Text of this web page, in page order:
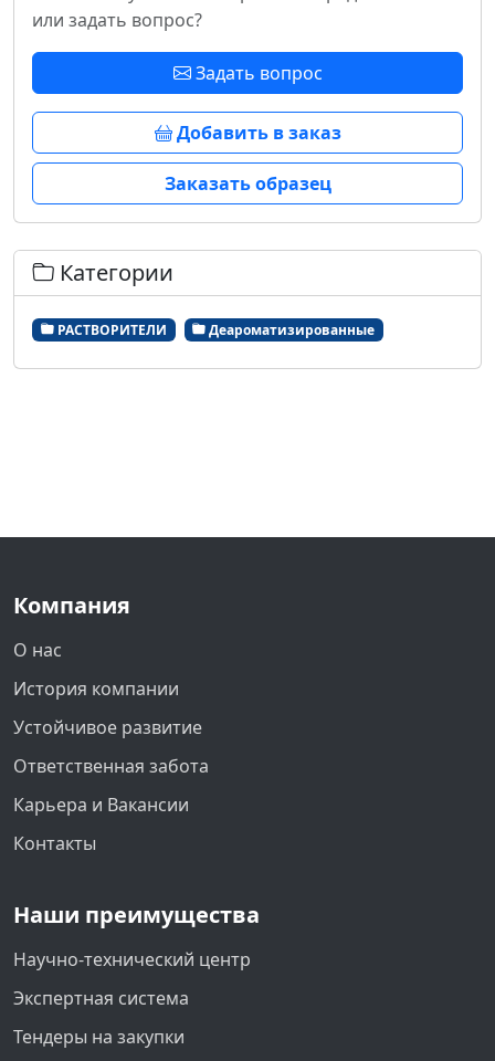
или задать вопрос?
Задать вопрос
Добавить в заказ
Заказать образец
Категории
РАСТВОРИТЕЛИ Деароматизированные
Компания
О нас
История компании
Устойчивое развитие
Ответственная забота
Карьера и Вакансии
Контакты
Наши преимущества
Научно-технический центр
Экспертная система
Тендеры на закупки